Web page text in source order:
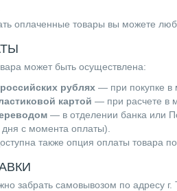
оплаченные товары вы можете
может быть осуществлена:
рублях — при покупке в
картой — при расчете в
— в отделении банка или
дня с момента оплаты).
также опция оплаты товара
забрать самовывозом по адресу г.